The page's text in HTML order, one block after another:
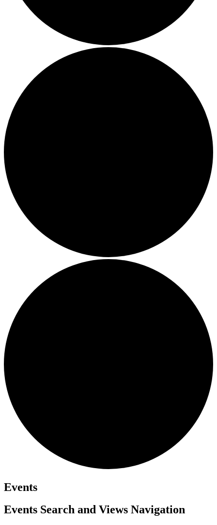
Events
Events Search and Views Navigation